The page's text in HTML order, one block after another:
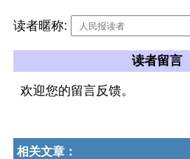
读者暱称:
读者留言
欢迎您的留言反馈。
相关文章：